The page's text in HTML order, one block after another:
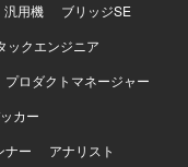
汎用機
ブリッジSE
ックエンジニア
プロダクトマネージャー
カー
ナー
アナリスト